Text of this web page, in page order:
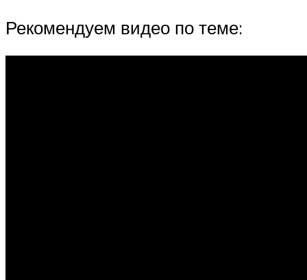
Рекомендуем видео по теме: